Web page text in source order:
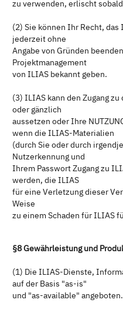
zu verwenden, erlischt
(2) Sie können Ihr Recht,
jederzeit ohne
Angabe von Gründen
Projektmanagement
von ILIAS bekannt geben.
(3) ILIAS kann den Zugang
oder gänzlich
aussetzen oder Ihre
wenn die ILIAS-Materialien
(durch Sie oder durch
Nutzerkennung und
Ihrem Passwort Zugang zu
werden, die ILIAS
für eine Verletzung dieser
Weise
zu einem Schaden für ILIAS
§8 Gewährleistung und
(1) Die ILIAS-Dienste,
auf der Basis "as-is"
und "as-available"